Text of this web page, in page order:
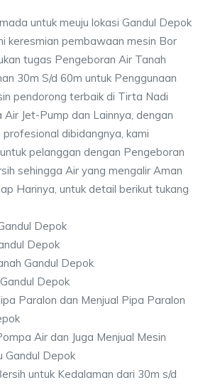
untuk meuju lokasi Gandul Depok
keresmian pembawaan mesin Bor
tugas Pengeboran Air Tanah
30m S/d 60m untuk Penggunaan
pendorong terbaik di Tirta Nadi
Jet-Pump dan Lainnya, dengan
dibidangnya, kami
pelanggan dengan Pengeboran
sehingga Air yang mengalir Aman
Harinya, untuk detail berikut tukang
Depok
Depok
Gandul Depok
Depok
Paralon dan Menjual Pipa Paralon
Air dan Juga Menjual Mesin
Gandul Depok
untuk Kedalaman dari 30m s/d